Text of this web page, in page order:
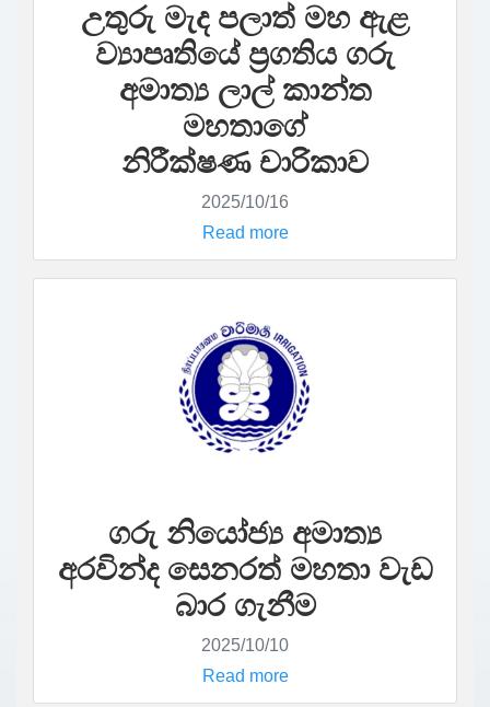
උතුරු මැද පලාත් මහ ඇළ
ව්‍යාපෘතියේ ප්‍රගතිය ගරු
අමාත්‍ය ලාල් කාන්ත
මහතාගේ
නිරීක්ෂණ චාරිකාව
2025/10/16
Read more
ගරු නියෝජ්‍ය අමාත්‍ය
අරවින්ද සෙනරත් මහතා වැඩ
බාර ගැනීම
2025/10/10
Read more